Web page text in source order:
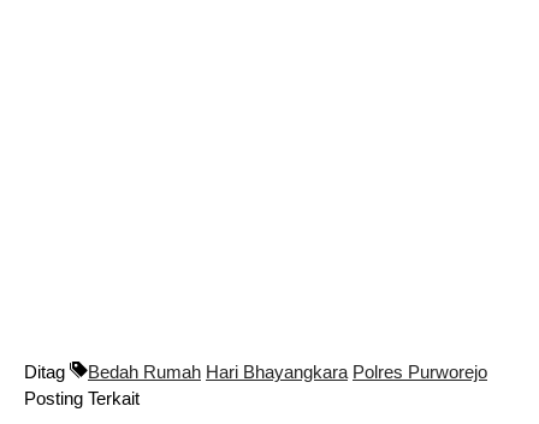
Ditag Bedah Rumah Hari Bhayangkara Polres Purworejo
Posting Terkait